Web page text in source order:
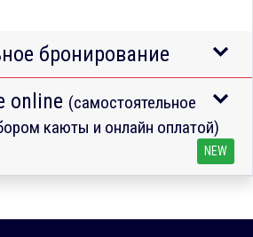
бронирование
online (самостоятельное
каюты и онлайн оплатой)
NEW